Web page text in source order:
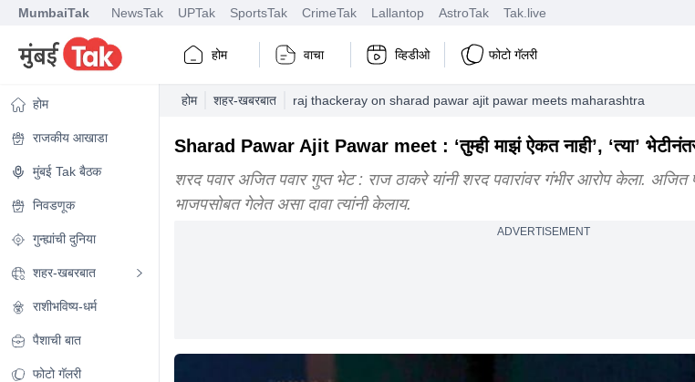
MumbaiTak NewsTak UPTak SportsTak CrimeTak Lallantop AstroTak Tak.live
होम वाचा व्हिडीओ फोटो गॅलरी
होम
राजकीय आखाडा
मुंबई Tak बैठक
निवडणूक
गुन्ह्यांची दुनिया
शहर-खबरबात
राशीभविष्य-धर्म
पैशाची बात
फोटो गॅलरी
होम शहर-खबरबात raj thackeray on sharad pawar ajit pawar meets maharashtra political
Sharad Pawar Ajit Pawar meet : ‘तुम्ही माझं ऐकत नाही’, ‘त्या’
शरद पवार अजित पवार गुप्त भेट : राज ठाकरे यांनी शरद पवारांवर गंभीर आरोप केला. अजित
भाजपसोबत गेलेत असा दावा त्यांनी केलाय.
ADVERTISEMENT